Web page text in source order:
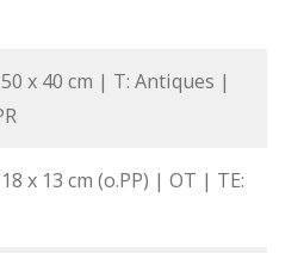
x 40 cm | T: Antiques |
x 13 cm (o.PP) | OT | TE: